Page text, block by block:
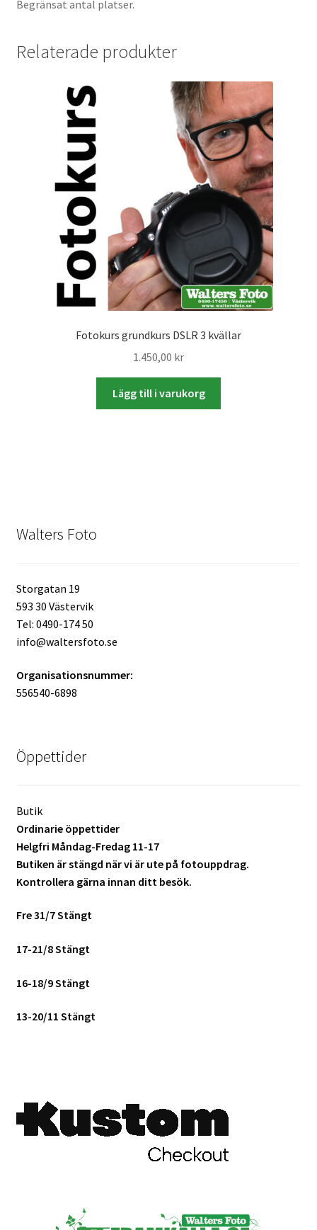
Bildtjänster
Framkallning – Digitalt
Framkallning – Analogt
Studentplakat
Videoöverföring / Smalfilm
framkalla.se
Skyltmaterial / Gatupratare
Skadefoto / Försäkringsärenden
Nyfödda
Information
Kontakt
Walters Bloggen
Begränsat antal platser.
Relaterade produkter
Fotokurs grundkurs DSLR 3 kvällar
1.450,00 kr
Lägg till i varukorg
Walters Foto
Storgatan 19
593 30 Västervik
Tel: 0490-174 50
info@waltersfoto.se
Organisationsnummer:
556540-6898
Öppettider
Butik
Ordinarie öppettider
Helgfri Måndag-Fredag 11-17
Butiken är stängd när vi är ute på fotouppdrag.
Kontrollera gärna innan ditt besök.
Fre 31/7 Stängt
17-21/8 Stängt
16-18/9 Stängt
13-20/11 Stängt